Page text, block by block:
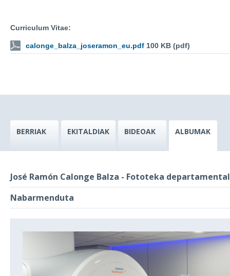
Curriculum Vitae:
calonge_balza_joseramon_eu.pdf 100 KB (pdf)
BERRIAK EKITALDIAK BIDEOAK ALBUMAK
José Ramón Calonge Balza - Fototeka
Nabarmenduta